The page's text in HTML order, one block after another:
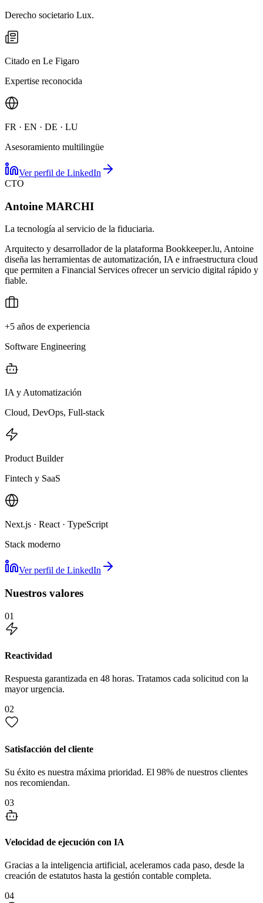
Derecho societario Lux.
Citado en Le Figaro
Expertise reconocida
FR · EN · DE · LU
Asesoramiento multilingüe
Ver perfil de LinkedIn
CTO
Antoine MARCHI
La tecnología al servicio de la fiduciaria.
Arquitecto y desarrollador de la plataforma Bookkeeper.lu, Antoine
diseña las herramientas de automatización, IA e infraestructura cloud
que permiten a Financial Services ofrecer un servicio digital rápido y
fiable.
+5 años de experiencia
Software Engineering
IA y Automatización
Cloud, DevOps, Full-stack
Product Builder
Fintech y SaaS
Next.js · React · TypeScript
Stack moderno
Ver perfil de LinkedIn
Nuestros valores
01
Reactividad
Respuesta garantizada en 48 horas. Tratamos cada solicitud con la
mayor urgencia.
02
Satisfacción del cliente
Su éxito es nuestra máxima prioridad. El 98% de nuestros clientes
nos recomiendan.
03
Velocidad de ejecución con IA
Gracias a la inteligencia artificial, aceleramos cada paso, desde la
creación de estatutos hasta la gestión contable completa.
04